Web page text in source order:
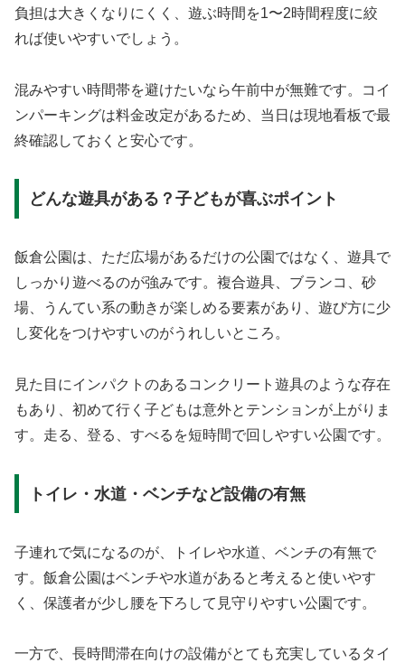
負担は大きくなりにくく、遊ぶ時間を1〜2時間程度に絞
れば使いやすいでしょう。
混みやすい時間帯を避けたいなら午前中が無難です。コイ
ンパーキングは料金改定があるため、当日は現地看板で最
終確認しておくと安心です。
どんな遊具がある？子どもが喜ぶポイント
飯倉公園は、ただ広場があるだけの公園ではなく、遊具で
しっかり遊べるのが強みです。複合遊具、ブランコ、砂
場、うんてい系の動きが楽しめる要素があり、遊び方に少
し変化をつけやすいのがうれしいところ。
見た目にインパクトのあるコンクリート遊具のような存在
もあり、初めて行く子どもは意外とテンションが上がりま
す。走る、登る、すべるを短時間で回しやすい公園です。
トイレ・水道・ベンチなど設備の有無
子連れで気になるのが、トイレや水道、ベンチの有無で
す。飯倉公園はベンチや水道があると考えると使いやす
く、保護者が少し腰を下ろして見守りやすい公園です。
一方で、長時間滞在向けの設備がとても充実しているタイ